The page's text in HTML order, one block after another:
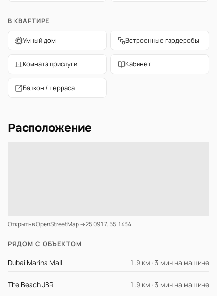
В КВАРТИРЕ
Умный дом Встроенные гардеробы
Комната прислуги Кабинет
Балкон / терраса
Расположение
Открыть в OpenStreetMap →25.0917, 55.1434
РЯДОМ С ОБЪЕКТОМ
Dubai Marina Mall 1.9 км · 3 мин на машине
The Beach JBR 1.9 км · 3 мин на машине